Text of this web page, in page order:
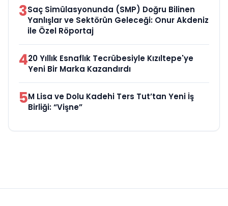
3Saç Simülasyonunda (SMP) Doğru Bilinen
Yanlışlar ve Sektörün Geleceği: Onur Akdeniz
ile Özel Röportaj
420 Yıllık Esnaflık Tecrübesiyle Kızıltepe'ye
Yeni Bir Marka Kazandırdı
5M Lisa ve Dolu Kadehi Ters Tut’tan Yeni İş
Birliği: “Vişne”